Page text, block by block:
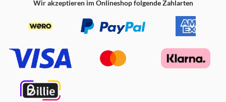
Wir akzeptieren im Onlineshop folgende Zahlarten